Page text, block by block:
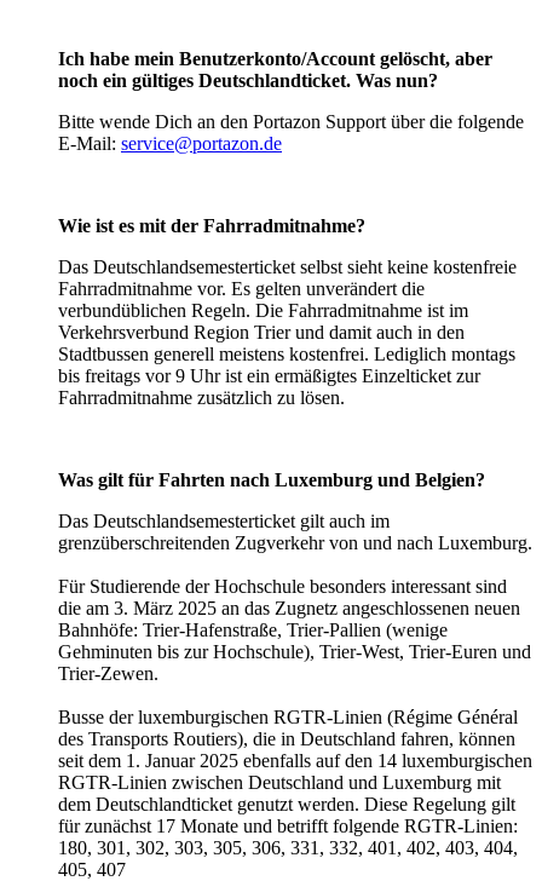
Ich habe mein Benutzerkonto/Account gelöscht, aber
noch ein gültiges Deutschlandticket. Was nun?
Bitte wende Dich an den Portazon Support über die folgende
E-Mail: service@portazon.de
Wie ist es mit der Fahrradmitnahme?
Das Deutschlandsemesterticket selbst sieht keine kostenfreie
Fahrradmitnahme vor. Es gelten unverändert die
verbundüblichen Regeln. Die Fahrradmitnahme ist im
Verkehrsverbund Region Trier und damit auch in den
Stadtbussen generell meistens kostenfrei. Lediglich montags
bis freitags vor 9 Uhr ist ein ermäßigtes Einzelticket zur
Fahrradmitnahme zusätzlich zu lösen.
Was gilt für Fahrten nach Luxemburg und Belgien?
Das Deutschlandsemesterticket gilt auch im
grenzüberschreitenden Zugverkehr von und nach Luxemburg.
Für Studierende der Hochschule besonders interessant sind
die am 3. März 2025 an das Zugnetz angeschlossenen neuen
Bahnhöfe: Trier-Hafenstraße, Trier-Pallien (wenige
Gehminuten bis zur Hochschule), Trier-West, Trier-Euren und
Trier-Zewen.
Busse der luxemburgischen RGTR-Linien (Régime Général
des Transports Routiers), die in Deutschland fahren, können
seit dem 1. Januar 2025 ebenfalls auf den 14 luxemburgischen
RGTR-Linien zwischen Deutschland und Luxemburg mit
dem Deutschlandticket genutzt werden. Diese Regelung gilt
für zunächst 17 Monate und betrifft folgende RGTR-Linien:
180, 301, 302, 303, 305, 306, 331, 332, 401, 402, 403, 404,
405, 407